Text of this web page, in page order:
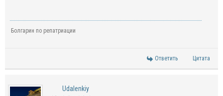
Болгарин по репатриации
Ответить Цитата
Udalenkiy